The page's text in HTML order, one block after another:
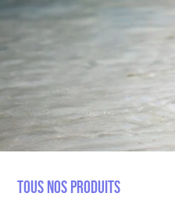
Tous nos produits